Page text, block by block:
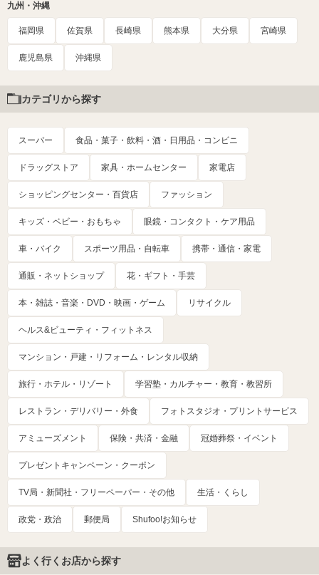
九州・沖縄
福岡県 佐賀県 長崎県 熊本県 大分県 宮崎県
鹿児島県 沖縄県
カテゴリから探す
スーパー 食品・菓子・飲料・酒・日用品・コンビニ
ドラッグストア 家具・ホームセンター 家電店
ショッピングセンター・百貨店 ファッション
キッズ・ベビー・おもちゃ 眼鏡・コンタクト・ケア用品
車・バイク スポーツ用品・自転車 携帯・通信・家電
通販・ネットショップ 花・ギフト・手芸
本・雑誌・音楽・DVD・映画・ゲーム リサイクル
ヘルス&ビューティ・フィットネス
マンション・戸建・リフォーム・レンタル収納
旅行・ホテル・リゾート 学習塾・カルチャー・教育・教習所
レストラン・デリバリー・外食 フォトスタジオ・プリントサービス
アミューズメント 保険・共済・金融 冠婚葬祭・イベント
プレゼントキャンペーン・クーポン
TV局・新聞社・フリーペーパー・その他 生活・くらし
政党・政治 郵便局 Shufoo!お知らせ
よく行くお店から探す